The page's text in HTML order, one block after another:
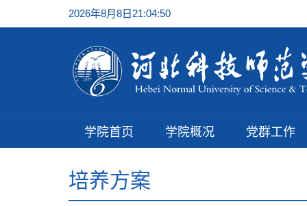
2026年8月8日21:04:51
学院首页 学院概况 党群工作
培养方案